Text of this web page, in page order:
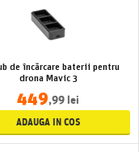
de încărcare baterii pentru
drona Mavic 3
449,99 lei
ADAUGA IN COS